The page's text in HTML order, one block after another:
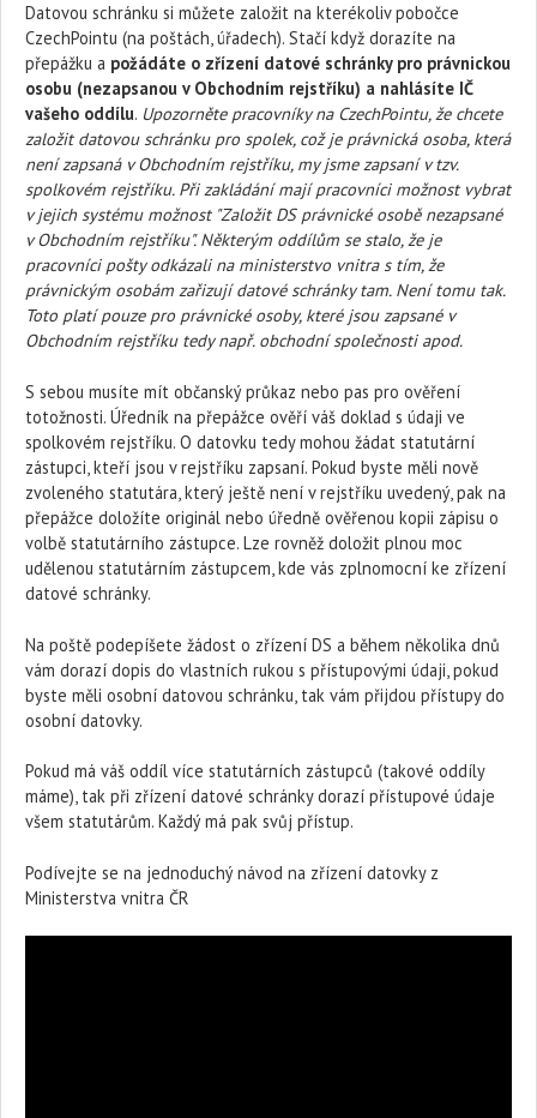
Datovou schránku si můžete založit na kterékoliv pobočce
CzechPointu (na poštách, úřadech). Stačí když dorazíte na
přepážku a požádáte o zřízení datové schránky pro právnickou
osobu (nezapsanou v Obchodním rejstříku) a nahlásíte IČ
vašeho oddílu. Upozorněte pracovníky na CzechPointu, že chcete
založit datovou schránku pro spolek, což je právnická osoba, která
není zapsaná v Obchodním rejstříku, my jsme zapsaní v tzv.
spolkovém rejstříku. Při zakládání mají pracovníci možnost vybrat
v jejich systému možnost "Založit DS právnické osobě nezapsané
v Obchodním rejstříku". Některým oddílům se stalo, že je
pracovníci pošty odkázali na ministerstvo vnitra s tím, že
právnickým osobám zařizují datové schránky tam. Není tomu tak.
Toto platí pouze pro právnické osoby, které jsou zapsané v
Obchodním rejstříku tedy např. obchodní společnosti apod.
S sebou musíte mít občanský průkaz nebo pas pro ověření
totožnosti. Úředník na přepážce ověří váš doklad s údaji ve
spolkovém rejstříku. O datovku tedy mohou žádat statutární
zástupci, kteří jsou v rejstříku zapsaní. Pokud byste měli nově
zvoleného statutára, který ještě není v rejstříku uvedený, pak na
přepážce doložíte originál nebo úředně ověřenou kopii zápisu o
volbě statutárního zástupce. Lze rovněž doložit plnou moc
udělenou statutárním zástupcem, kde vás zplnomocní ke zřízení
datové schránky.
Na poště podepíšete žádost o zřízení DS a během několika dnů
vám dorazí dopis do vlastních rukou s přístupovými údaji, pokud
byste měli osobní datovou schránku, tak vám přijdou přístupy do
osobní datovky.
Pokud má váš oddíl více statutárních zástupců (takové oddíly
máme), tak při zřízení datové schránky dorazí přístupové údaje
všem statutárům. Každý má pak svůj přístup.
Podívejte se na jednoduchý návod na zřízení datovky z
Ministerstva vnitra ČR